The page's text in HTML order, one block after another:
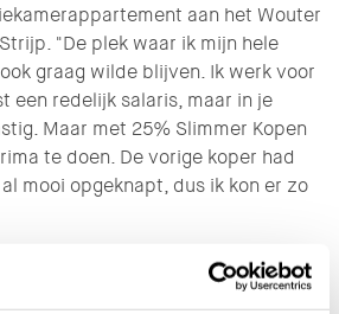
aan het Wouter
"De plek waar ik mijn hele
graag wilde blijven. Ik werk voor
een redelijk salaris, maar in je
Maar met 25% Slimmer Kopen
te doen. De vorige koper had
mooi opgeknapt, dus ik kon er zo
Denzel